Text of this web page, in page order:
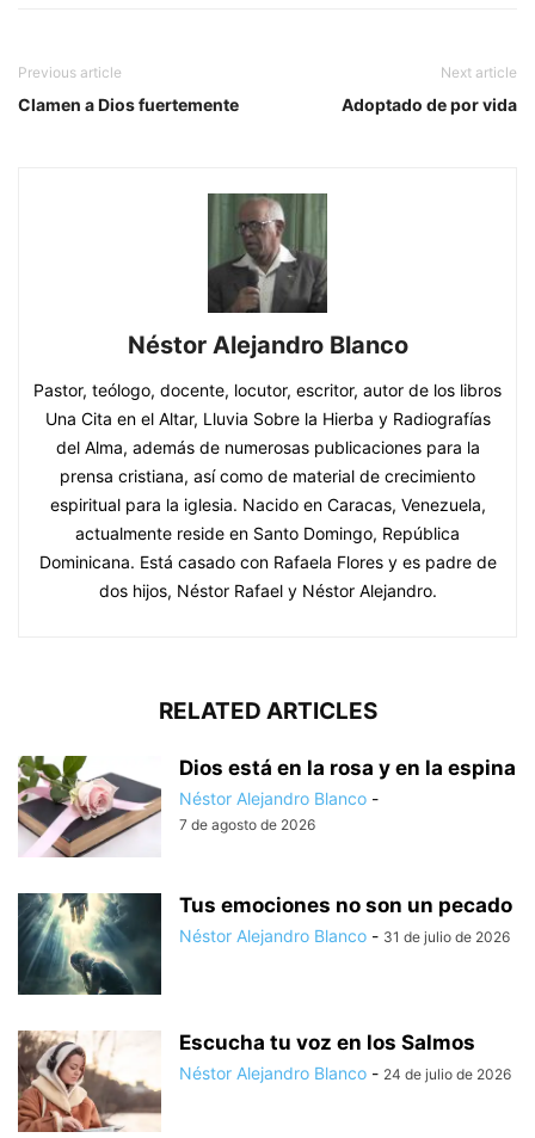
Previous article
Clamen a Dios fuertemente
Next article
Adoptado de por vida
Néstor Alejandro Blanco
Pastor, teólogo, docente, locutor, escritor, autor de los libros
Una Cita en el Altar, Lluvia Sobre la Hierba y Radiografías
del Alma, además de numerosas publicaciones para la
prensa cristiana, así como de material de crecimiento
espiritual para la iglesia. Nacido en Caracas, Venezuela,
actualmente reside en Santo Domingo, República
Dominicana. Está casado con Rafaela Flores y es padre de
dos hijos, Néstor Rafael y Néstor Alejandro.
RELATED ARTICLES
Dios está en la rosa y en la espina
Néstor Alejandro Blanco -
7 de agosto de 2026
Tus emociones no son un pecado
Néstor Alejandro Blanco - 31 de julio de 2026
Escucha tu voz en los Salmos
Néstor Alejandro Blanco - 24 de julio de 2026